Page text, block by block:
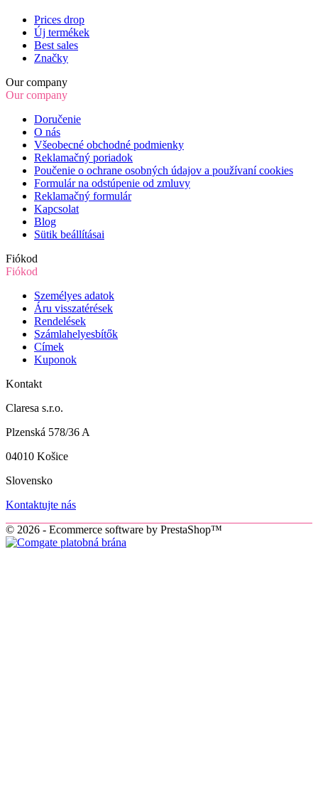
Prices drop
Új termékek
Best sales
Značky
Our company
Our company
Doručenie
O nás
Všeobecné obchodné podmienky
Reklamačný poriadok
Poučenie o ochrane osobných údajov a používaní cookies
Formulár na odstúpenie od zmluvy
Reklamačný formulár
Kapcsolat
Blog
Sütik beállításai
Fiókod
Fiókod
Személyes adatok
Áru visszatérések
Rendelések
Számlahelyesbítők
Címek
Kuponok
Kontakt
Claresa s.r.o.
Plzenská 578/36 A
04010 Košice
Slovensko
Kontaktujte nás
© 2026 - Ecommerce software by PrestaShop™